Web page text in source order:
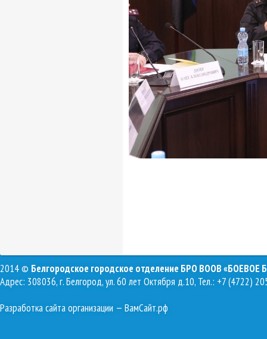
2014 © Белгородское городское отделение БРО ВООВ «БОЕВОЕ
Адрес: 308036, г. Белгород, ул. 60 лет Октября д.10, Тел.: +7 (4722)
Разработка сайта организации — ВамСайт.рф